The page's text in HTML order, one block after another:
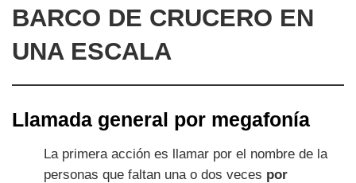
BARCO DE CRUCERO EN
UNA ESCALA
Llamada general por megafonía
La primera acción es llamar por el nombre de la
personas que faltan una o dos veces por